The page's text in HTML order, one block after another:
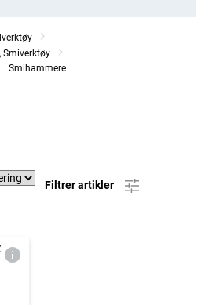
Smiverktøy
Smihammere
Filtrer artikler